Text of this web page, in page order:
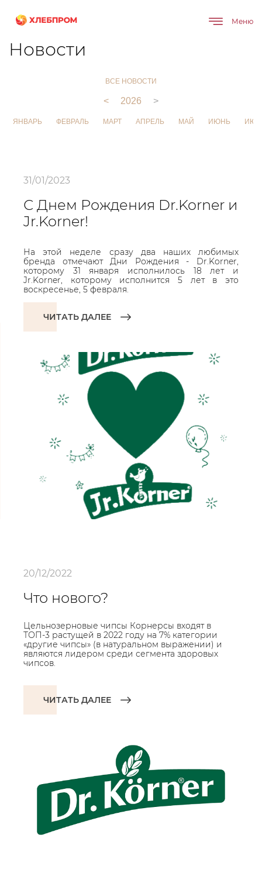
Меню
Главная О компании
Новости
ВСЕ НОВОСТИ
< 2026 >
ЯНВАРЬ ФЕВРАЛЬ МАРТ АПРЕЛЬ МАЙ ИЮНЬ
31/01/2023
С Днем Рождения Dr.Korner и
Jr.Korner!
На этой неделе сразу два наших любимых
бренда отмечают Дни Рождения - Dr.Korner,
которому 31 января исполнилось 18 лет и
Jr.Korner, которому исполнится 5 лет в это
воскресенье, 5 февраля.
ЧИТАТЬ ДАЛЕЕ
20/12/2022
Что нового?
Цельнозерновые чипсы Корнерсы входят в
ТОП-3 растущей в 2022 году на 7% категории
«другие чипсы» (в натуральном выражении) и
являются лидером среди сегмента здоровых
чипсов.
ЧИТАТЬ ДАЛЕЕ